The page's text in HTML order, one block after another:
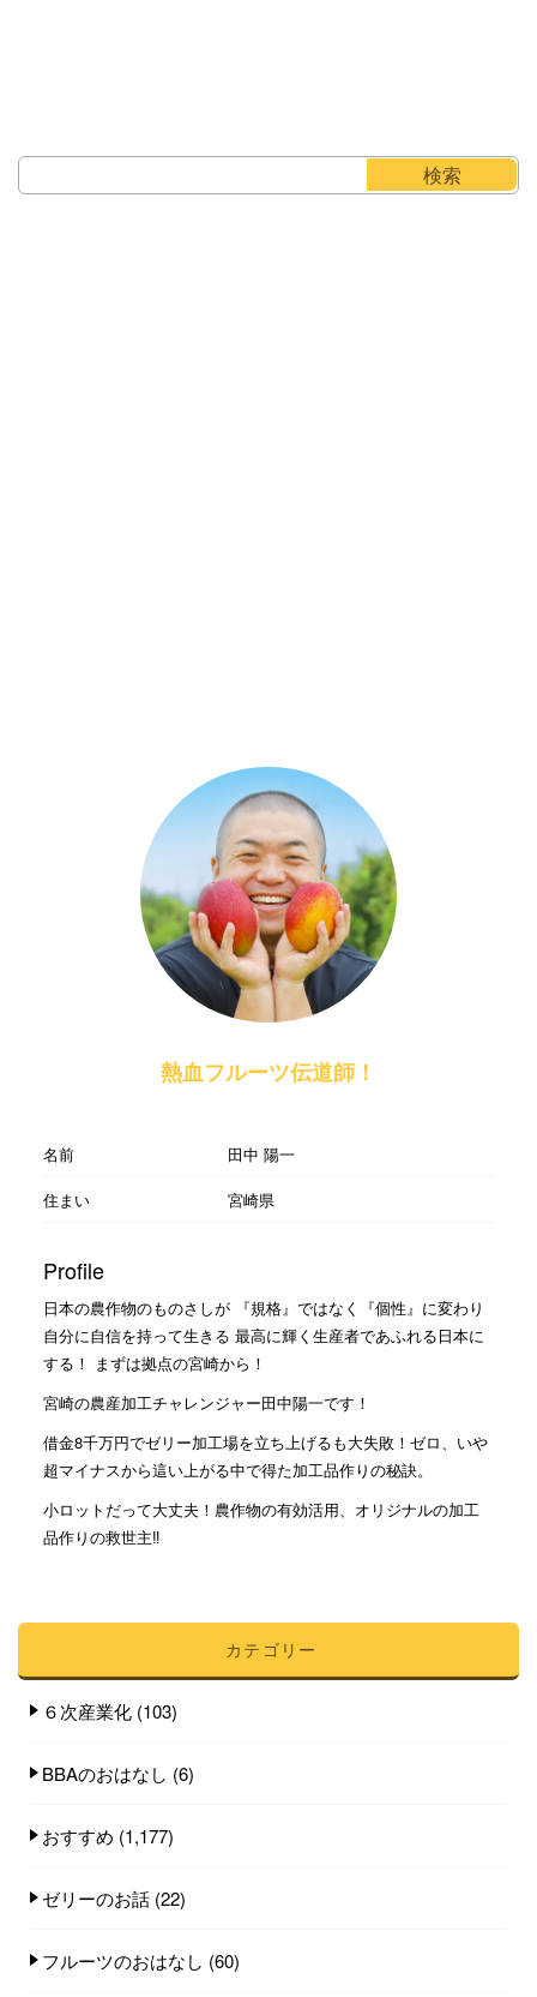
熱血フルーツ伝道師！
名前
田中 陽一
住まい
宮崎県
Profile
日本の農作物のものさしが 『規格』ではなく『個性』に変わり
自分に自信を持って生きる 最高に輝く生産者であふれる日本に
する！ まずは拠点の宮崎から！
宮崎の農産加工チャレンジャー田中陽一です！
借金8千万円でゼリー加工場を立ち上げるも大失敗！ゼロ、いや
超マイナスから這い上がる中で得た加工品作りの秘訣。
小ロットだって大丈夫！農作物の有効活用、オリジナルの加工
品作りの救世主‼︎
カテゴリー
６次産業化 (103)
BBAのおはなし (6)
おすすめ (1,177)
ゼリーのお話 (22)
フルーツのおはなし (60)